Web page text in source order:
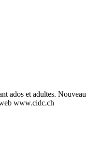
ados et adultes.
www.cidc.ch